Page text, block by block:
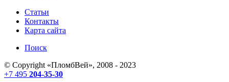
Статьи
Контакты
Карта сайта
Поиск
© Copyright «ПломбВей», 2008 - 2023
+7 495 204-35-30